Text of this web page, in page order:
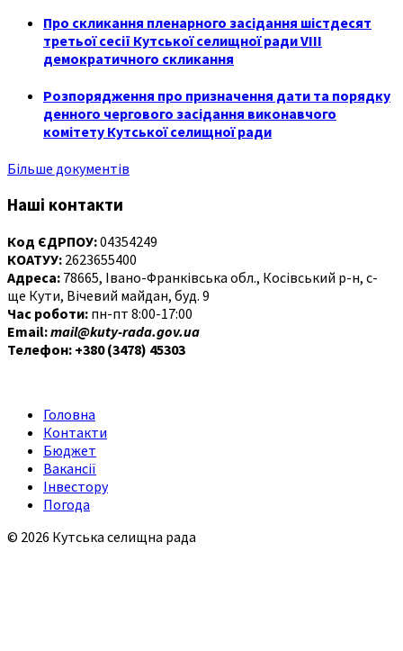
Про скликання пленарного засідання шістдесят
третьої сесії Кутської селищної ради VIII
демократичного скликання
Розпорядження про призначення дати та порядку
денного чергового засідання виконавчого
комітету Кутської селищної ради
Більше документів
Наші контакти
Код ЄДРПОУ:04354249
КОАТУУ: 2623655400
Адреса: 78665, Івано-Франківська обл., Косівський р-н, с-
ще Кути, Вічевий майдан, буд. 9
Час роботи: пн-пт 8:00-17:00
Email:mail@kuty-rada.gov.ua
Телефон: +380 (3478) 45303
Головна
Контакти
Бюджет
Вакансії
Інвестору
Погода
© 2026 Кутська селищна рада